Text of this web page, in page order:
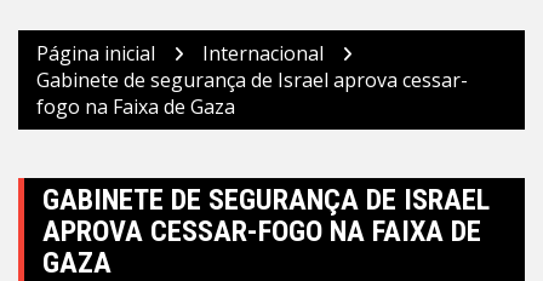
Página inicial
Internacional
Gabinete de segurança de Israel aprova cessar-
fogo na Faixa de Gaza
GABINETE DE SEGURANÇA DE ISRAEL
APROVA CESSAR-FOGO NA FAIXA DE
GAZA